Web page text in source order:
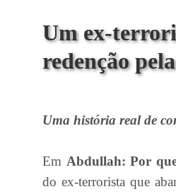
Um ex-
redenção
Uma história real de
Em Abdullah: Por
do ex-terrorista que